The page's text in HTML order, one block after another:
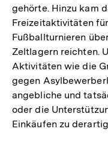
gehörte. Hinzu kam
Freizeitaktivitäten
Fußballturnieren
Zeltlagern reichten.
Aktivitäten wie die
gegen
angebliche und
oder die
Einkäufen zu